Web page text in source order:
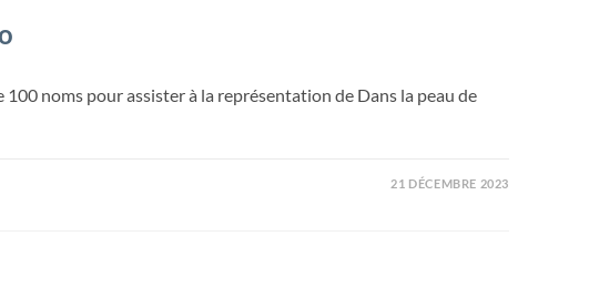
noms pour assister à la représentation de Dans la peau de
21 DÉCEMBRE 2023